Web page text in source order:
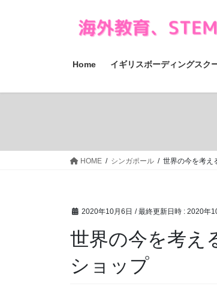
ス
ン
Home イギリスボーディングスク
HOME シンガポール 世界の今を考え
2020年10月6日 / 最終更新日時 : 2020年
世界の今を考え
ショップ